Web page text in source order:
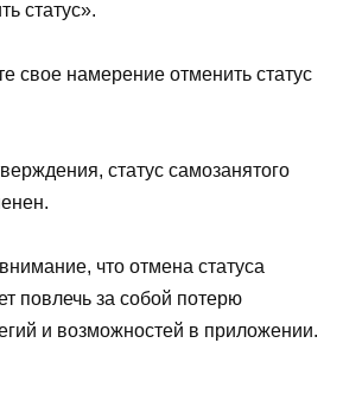
статус».
свое намерение отменить статус
статус самозанятого
что отмена статуса
повлечь за собой потерю
и возможностей в приложении.